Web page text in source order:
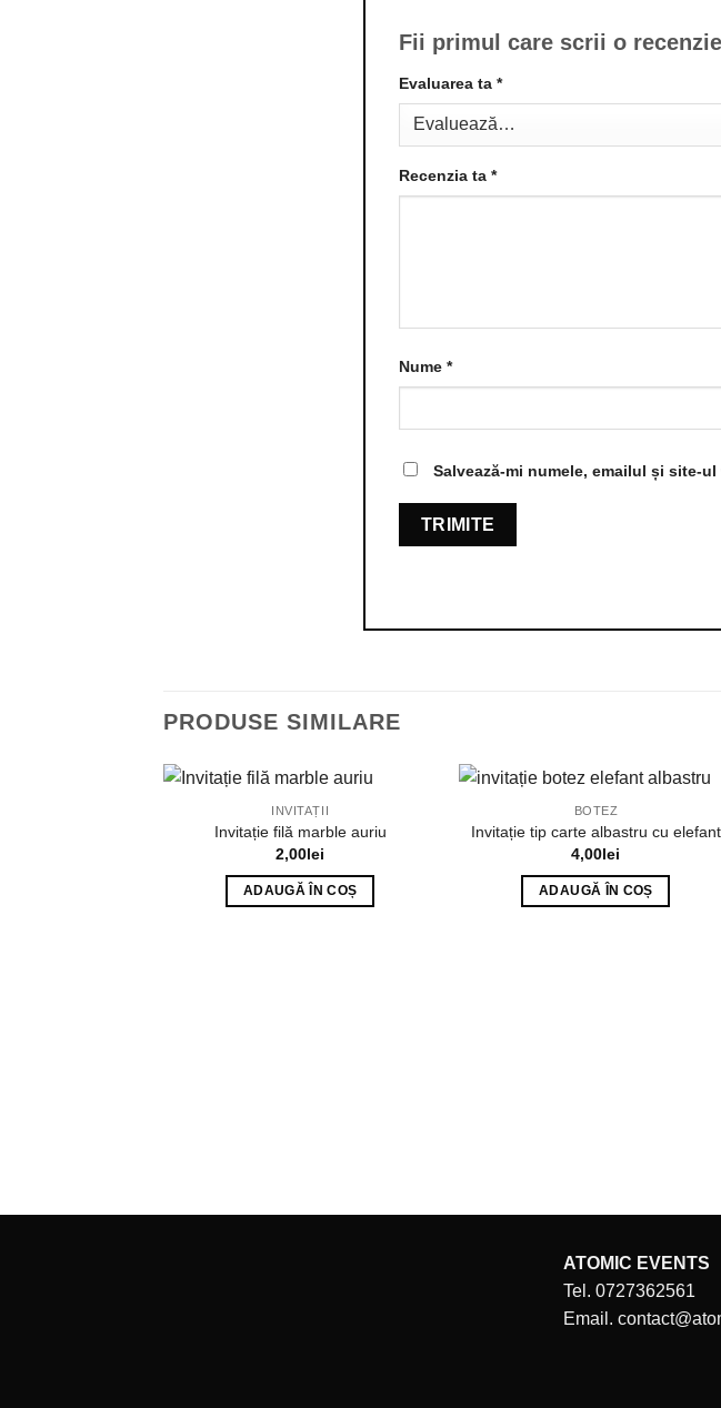
Fii primul care scrii o
Evaluarea ta *
Recenzia ta *
Nume *
Salvează-mi numele, emailul și site-
PRODUSE SIMILARE
INVITAȚII
Invitație filă marble auriu
2,00lei
ADAUGĂ ÎN COȘ
BOTEZ
Invitație tip carte albastru cu elefant
4,00lei
ADAUGĂ ÎN COȘ
ATOMIC EVENTS
Tel. 0727362561
Email.